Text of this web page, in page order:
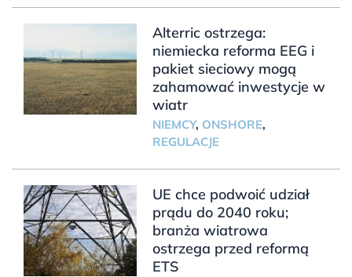
Alterric ostrzega:
niemiecka reforma EEG i
pakiet sieciowy mogą
zahamować inwestycje w
wiatr
NIEMCY, ONSHORE,
REGULACJE
UE chce podwoić udział
prądu do 2040 roku;
branża wiatrowa
ostrzega przed reformą
ETS